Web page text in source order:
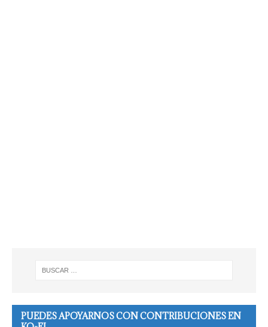
PUEDES APOYARNOS CON CONTRIBUCIONES EN